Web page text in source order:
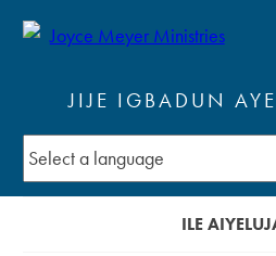
JIJE IGBADUN
ILE